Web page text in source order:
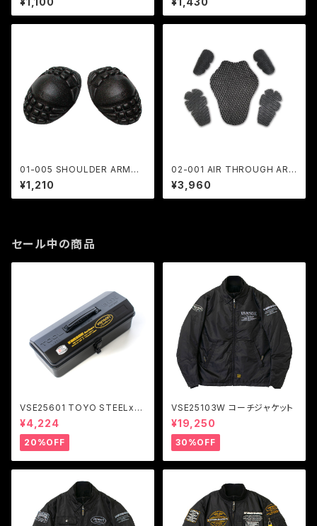
01-005 SHOULDER ARMOR
肩用
¥1,210
02-001 AIR THROUGH ARM
OR SET 肩・肘・脊椎用
¥3,960
セール中の商品
VSE25601 TOYO STEELxV
ANSON ツールボックス Y-35
0
¥4,224
20%OFF
VSE25103W コーチジャケット
¥19,250
30%OFF